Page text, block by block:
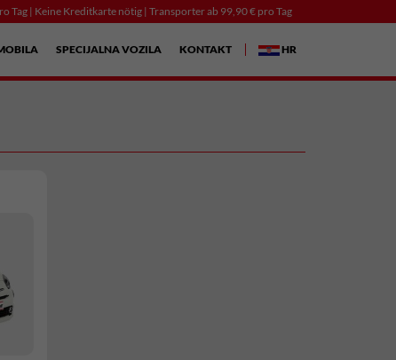
Tag | Keine Kreditkarte nötig | Transporter ab 99,90 € pro Tag
SPECIJALNA VOZILA KONTAKT HR